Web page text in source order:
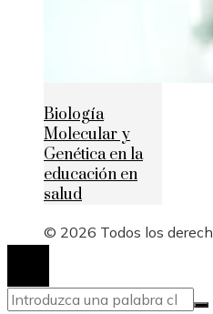
Biología
Molecular y
Genética en la
educación en
salud
© 2026 Todos los